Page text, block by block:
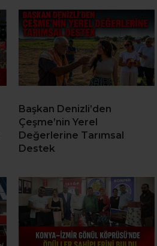
Başkan Denizli’den
Çeşme’nin Yerel
Değerlerine Tarımsal
Destek